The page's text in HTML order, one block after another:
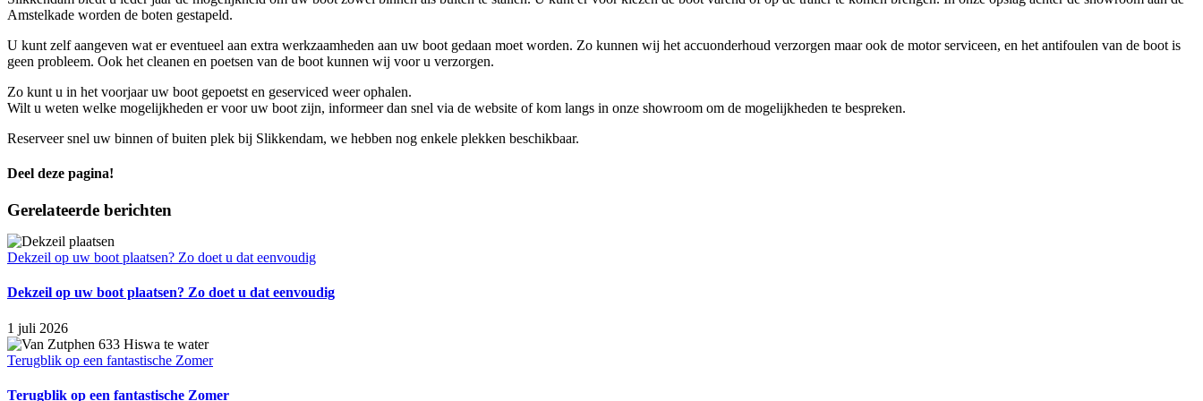
Amstelkade worden de boten gestapeld.
U kunt zelf aangeven wat er eventueel aan extra werkzaamheden aan uw boot gedaan moet worden. Zo kunnen wij het accuonderhoud verzorgen maar ook de motor serviceen, en het antifoulen van de boot is
geen probleem. Ook het cleanen en poetsen van de boot kunnen wij voor u verzorgen.
Zo kunt u in het voorjaar uw boot gepoetst en geserviced weer ophalen.
Wilt u weten welke mogelijkheden er voor uw boot zijn, informeer dan snel via de website of kom langs in onze showroom om de mogelijkheden te bespreken.
Reserveer snel uw binnen of buiten plek bij Slikkendam, we hebben nog enkele plekken beschikbaar.
Deel deze pagina!
Facebook
X
LinkedIn
WhatsApp
E-
Gerelateerde berichten
Dekzeil op uw boot plaatsen? Zo doet u dat eenvoudig
Dekzeil op uw boot plaatsen? Zo doet u dat eenvoudig
1 juli 2026
Terugblik op een fantastische Zomer
Terugblik op een fantastische Zomer